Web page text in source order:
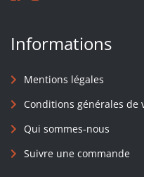
Informations
Mentions légales
Conditions générales de
Qui sommes-nous
Suivre une commande